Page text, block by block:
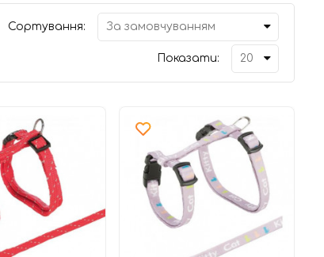
Сортування:
Показати: